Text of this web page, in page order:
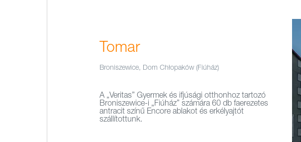
Tomar
Broniszewice, Dom Chłopaków (Fiúház)
A „Veritas” Gyermek és ifjúsági otthonhoz tartozó
Broniszewice-i „Fiúház” számára 60 db faerezetes
antracit színű Encore ablakot és erkélyajtót
szállítottunk.